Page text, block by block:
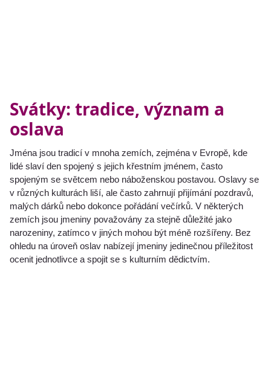
Svátky: tradice, význam a
oslava
Jména jsou tradicí v mnoha zemích, zejména v Evropě, kde
lidé slaví den spojený s jejich křestním jménem, ​​často
spojeným se světcem nebo náboženskou postavou. Oslavy se
v různých kulturách liší, ale často zahrnují přijímání pozdravů,
malých dárků nebo dokonce pořádání večírků. V některých
zemích jsou jmeniny považovány za stejně důležité jako
narozeniny, zatímco v jiných mohou být méně rozšířeny. Bez
ohledu na úroveň oslav nabízejí jmeniny jedinečnou příležitost
ocenit jednotlivce a spojit se s kulturním dědictvím.